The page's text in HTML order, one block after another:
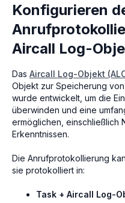
Konfigurieren
Aircall Log-
Das Aircall Log-Objekt
Objekt zur Speicherung
wurde entwickelt, um die
überwinden und eine
ermöglichen, einschließlich
Erkenntnissen.
Die Anrufprotokollierung
sie protokolliert in:
Task + Aircall Log-